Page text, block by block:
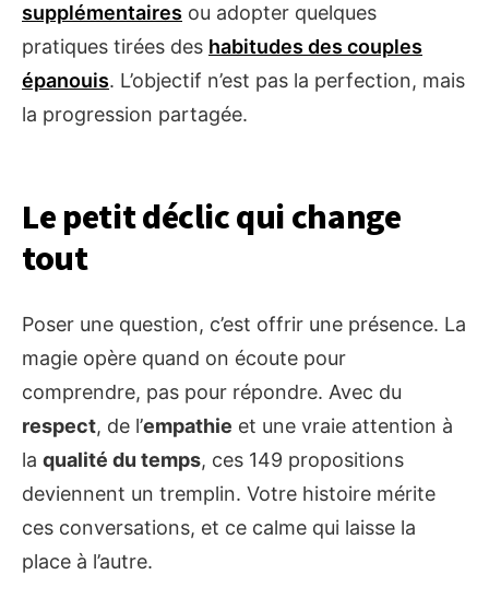
supplémentaires ou adopter quelques
pratiques tirées des habitudes des couples
épanouis. L’objectif n’est pas la perfection, mais
la progression partagée.
Le petit déclic qui change
tout
Poser une question, c’est offrir une présence. La
magie opère quand on écoute pour
comprendre, pas pour répondre. Avec du
respect, de l’empathie et une vraie attention à
la qualité du temps, ces 149 propositions
deviennent un tremplin. Votre histoire mérite
ces conversations, et ce calme qui laisse la
place à l’autre.